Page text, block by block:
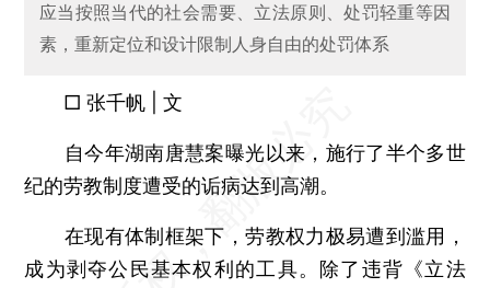
应当按照当代的社会需要、立法原则、处罚轻重等因
素，重新定位和设计限制人身自由的处罚体系
□ 张千帆 | 文
自今年湖南唐慧案曝光以来，施行了半个多世
纪的劳教制度遭受的诟病达到高潮。
在现有体制框架下，劳教权力极易遭到滥用，
成为剥夺公民基本权利的工具。除了违背《立法